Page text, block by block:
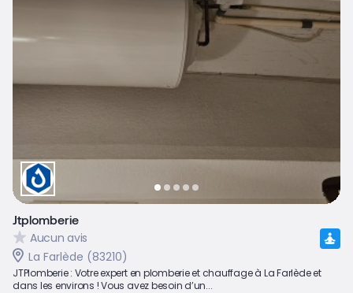
Jtplomberie
Aucun avis
La Farlède (83210)
JTPlomberie : Votre expert en plomberie et chauffage à La Farlède et
dans les environs ! Vous avez besoin d’un...